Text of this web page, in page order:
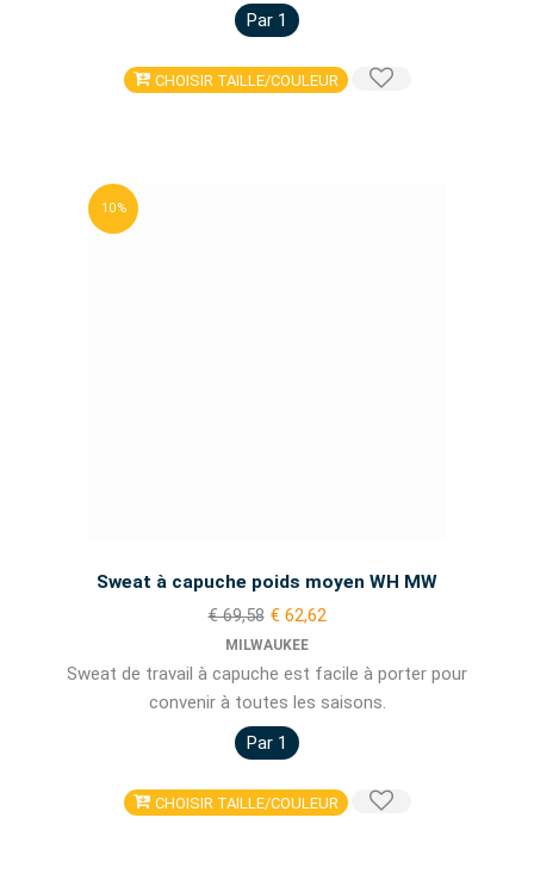
Par 1
CHOISIR TAILLE/COULEUR
10 %
Sweat à capuche poids moyen WH MW
€ 69,58 € 62,62
MILWAUKEE
Sweat de travail à capuche est facile à porter pour
convenir à toutes les saisons.
Par 1
CHOISIR TAILLE/COULEUR